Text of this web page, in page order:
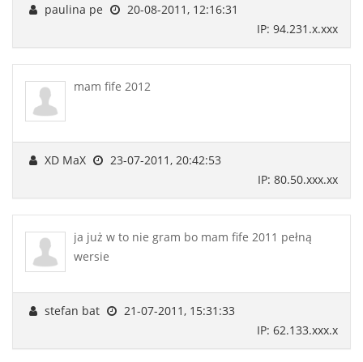
paulina pe
20-08-2011, 12:16:31
IP: 94.231.x.xxx
mam fife 2012
XD MaX
23-07-2011, 20:42:53
IP: 80.50.xxx.xx
ja już w to nie gram bo mam fife 2011 pełną
wersie
stefan bat
21-07-2011, 15:31:33
IP: 62.133.xxx.x